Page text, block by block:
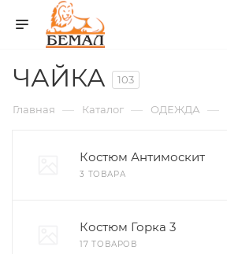
ЧАЙКА 103
Главная — Каталог — ОДЕЖДА —
Костюм Антимоскит
3 ТОВАРА
Костюм Горка 3
17 ТОВАРОВ